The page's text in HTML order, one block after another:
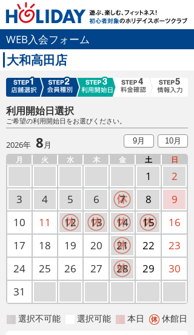
WEB入会フォーム
大和高田店
利用開始日選択
ご希望の利用開始日をお選びください。
2026年 8月 9月 10月
月 火 水 木 金 土 日
1
2
3
4 5 6 7 8
9
10
11 12 13 14 15
16
17
18 19 20 21 22
23
24
25 26 27 28 29
30
31
選択不可能 選択可能 本日 休館日